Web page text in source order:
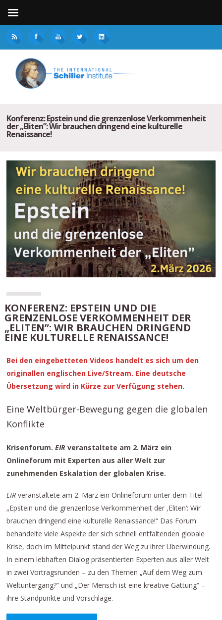
Konferenz: Epstein und die grenzenlose Verkommenheit
der „Eliten”: Wir brauchen dringend eine kulturelle
Renaissance!
KONFERENZ: EPSTEIN UND DIE
GRENZENLOSE VERKOMMENHEIT DER
„ELITEN”: WIR BRAUCHEN DRINGEND
EINE KULTURELLE RENAISSANCE!
Bei den eingebetteten Videos handelt es sich um den
originallen englischen Live/Stream. Eine deutsche
Übersetzung wird in Kürze zur Verfügung stehen.
Eine Weltbürger-Bewegung gegen die globalen
Konflikte
Krisenforum.EIR veranstaltete am 2. März ein
Onlineforum mit Experten aus aller Welt zur
zunehmenden Eskalation der globalen Krise.
EIR veranstaltete am 2. März ein Onlineforum unter dem Titel
„Epstein und die grenzenlose Verkommenheit der ,Eliten‘: Wir
brauchen dringend eine kulturelle Renaissance!“ Das Forum
behandelte viele Aspekte der sich schnell entfaltenden globale
Krise, doch im Mittelpunkt stand der Weg zu ihrer Überwindung.
In einem lebhaften Dialog präsentierten Experten aus aller Welt
in zwei Vortragsrunden – zu den Themen „Auf dem Weg zum
Weltuntergang?“ und „Der Mensch ist eine kreative Gattung“ –
ihre Standpunkte und Vorschläge.